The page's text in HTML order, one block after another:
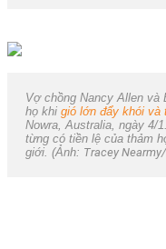
Vợ chồng Nancy Allen và
họ khi gió lớn đẩy khói và
Nowra, Australia, ngày 4/
từng có tiền lệ của thảm
giới. (Ảnh: Tracey